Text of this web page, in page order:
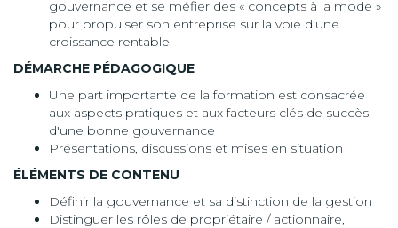
gouvernance et se méfier des « concepts à la mode »
pour propulser son entreprise sur la voie d’une
croissance rentable.
DÉMARCHE PÉDAGOGIQUE
Une part importante de la formation est consacrée
aux aspects pratiques et aux facteurs clés de succès
d'une bonne gouvernance
Présentations, discussions et mises en situation
ÉLÉMENTS DE CONTENU
Définir la gouvernance et sa distinction de la gestion
Distinguer les rôles de propriétaire / actionnaire,